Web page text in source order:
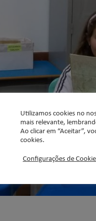
Utilizamos cookies no
mais relevante,
Ao clicar em “Aceitar”,
cookies.
Configurações de